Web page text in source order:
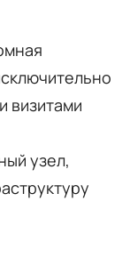
визитами
узел,